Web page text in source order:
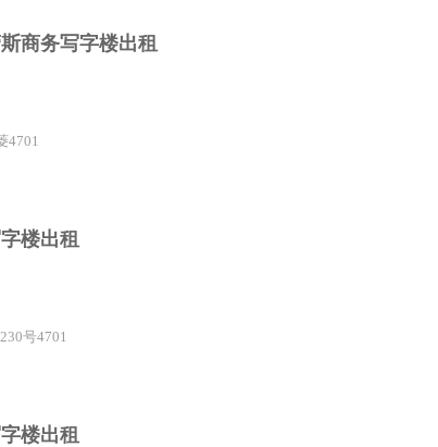
商务写字楼出租
4701
楼出租
号4701
楼出租